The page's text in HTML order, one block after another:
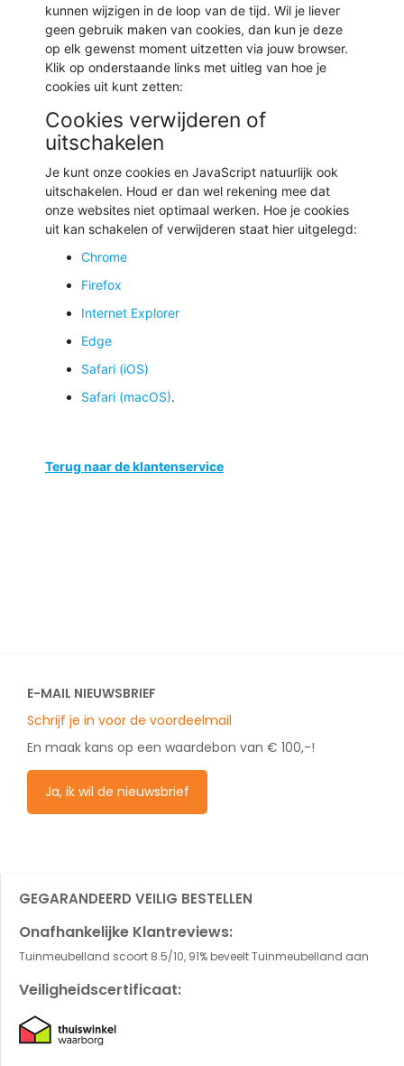
kunnen wijzigen in de loop van de tijd. Wil je liever
geen gebruik maken van cookies, dan kun je deze
op elk gewenst moment uitzetten via jouw browser.
Klik op onderstaande links met uitleg van hoe je
cookies uit kunt zetten:
Cookies verwijderen of
uitschakelen
Je kunt onze cookies en JavaScript natuurlijk ook
uitschakelen. Houd er dan wel rekening mee dat
onze websites niet optimaal werken. Hoe je cookies
uit kan schakelen of verwijderen staat hier uitgelegd:
Chrome
Firefox
Internet Explorer
Edge
Safari (iOS)
Safari (macOS).
Terug naar de klantenservice
E-MAIL NIEUWSBRIEF
Schrijf je in voor de voordeelmail
En maak kans op een waardebon van € 100,-!
Ja, ik wil de nieuwsbrief
GEGARANDEERD VEILIG BESTELLEN
Onafhankelijke Klantreviews:
Tuinmeubelland scoort 8.5/10, 91% beveelt Tuinmeubelland aan
Veiligheidscertificaat: